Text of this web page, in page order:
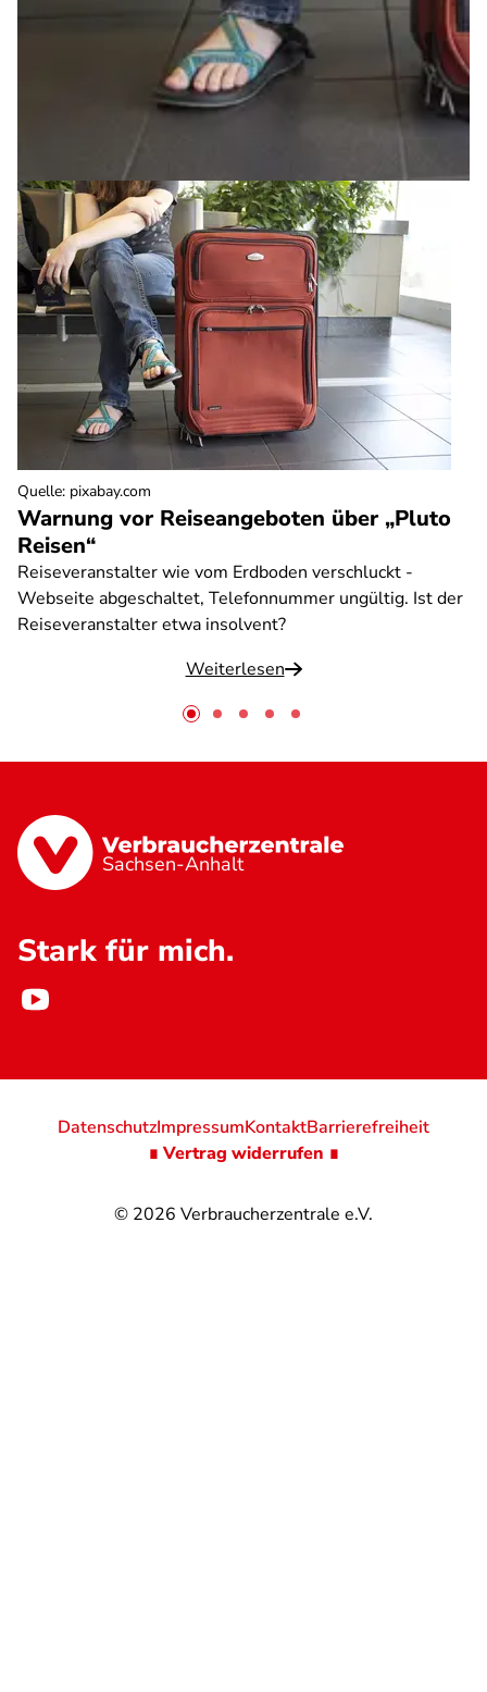
Warnung vor Reiseangeboten über „Pluto
Reisen“
Reiseveranstalter wie vom Erdboden verschluckt -
Webseite abgeschaltet, Telefonnummer ungültig. Ist der
Reiseveranstalter etwa insolvent?
Weiterlesen
Quelle: pixabay.com
Sachsen-Anhalt
Stark für mich.
© 2026 Verbraucherzentrale e.V.
DatenschutzImpressumKontaktBarrierefreiheit
∎ Vertrag widerrufen ∎